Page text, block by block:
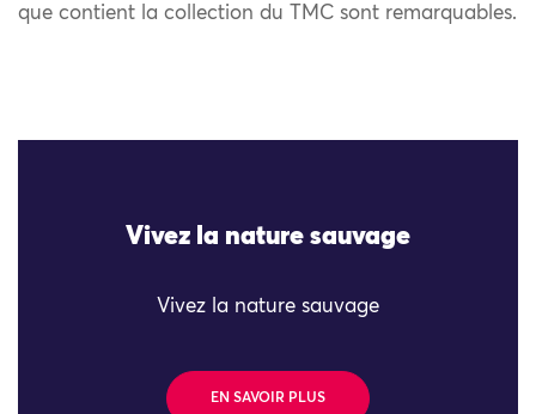
que contient la collection du TMC sont remarquables.
Vivez la nature sauvage
Vivez la nature sauvage
EN SAVOIR PLUS